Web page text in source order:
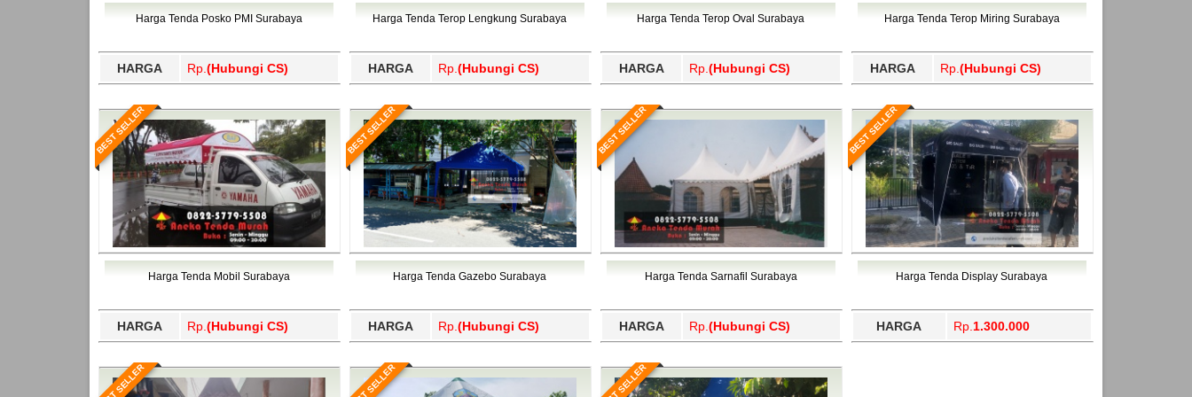
Bawang Barat, Tulangbawang, Tulungagung, Wajo, Wakatobi, Waropen, Way Kanan, Wonogiri, Wonosobo, Yahukimo, Yalimo, Yogyakarta.
Harga Tenda Posko PMI Surabaya
HARGA Rp. (Hubungi CS)
Harga Tenda Terop Lengkung Surabaya
HARGA Rp. (Hubungi CS)
Harga Tenda Terop Oval Surabaya
HARGA Rp. (Hubungi CS)
Harga Tenda Terop Miring Surabaya
HARGA Rp. (Hubungi CS)
BEST SELLER
Harga Tenda Mobil Surabaya
HARGA Rp. (Hubungi CS)
BEST SELLER
Harga Tenda Gazebo Surabaya
HARGA Rp. (Hubungi CS)
BEST SELLER
Harga Tenda Sarnafil Surabaya
HARGA Rp. (Hubungi CS)
BEST SELLER
Harga Tenda Display Surabaya
HARGA Rp. 1.300.000